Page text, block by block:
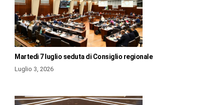
Martedì 7 luglio seduta di Consiglio regionale
Luglio 3, 2026